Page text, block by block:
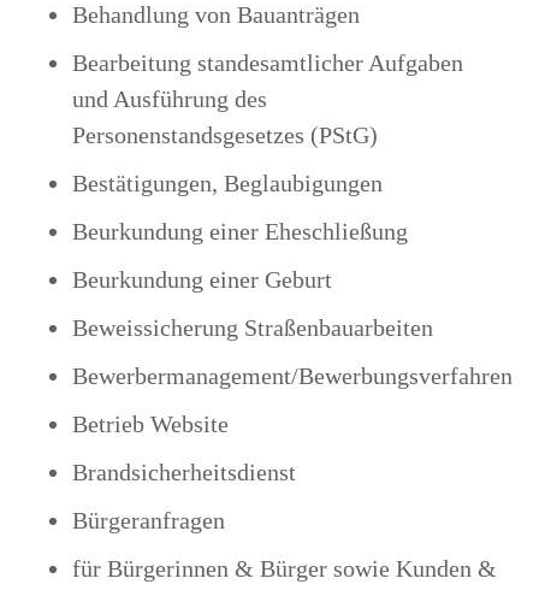
Behandlung von Bauanträgen
Bearbeitung standesamtlicher Aufgaben
und Ausführung des
Personenstandsgesetzes (PStG)
Bestätigungen, Beglaubigungen
Beurkundung einer Eheschließung
Beurkundung einer Geburt
Beweissicherung Straßenbauarbeiten
Bewerbermanagement/Bewerbungsverfahren
Betrieb Website
Brandsicherheitsdienst
Bürgeranfragen
für Bürgerinnen & Bürger sowie Kunden &